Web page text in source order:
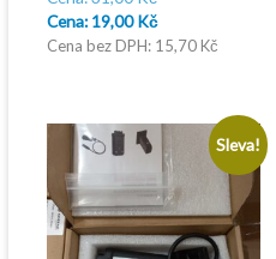
cena
byla:
19,00KčAktuální
cena
15,70Kč
Sleva!